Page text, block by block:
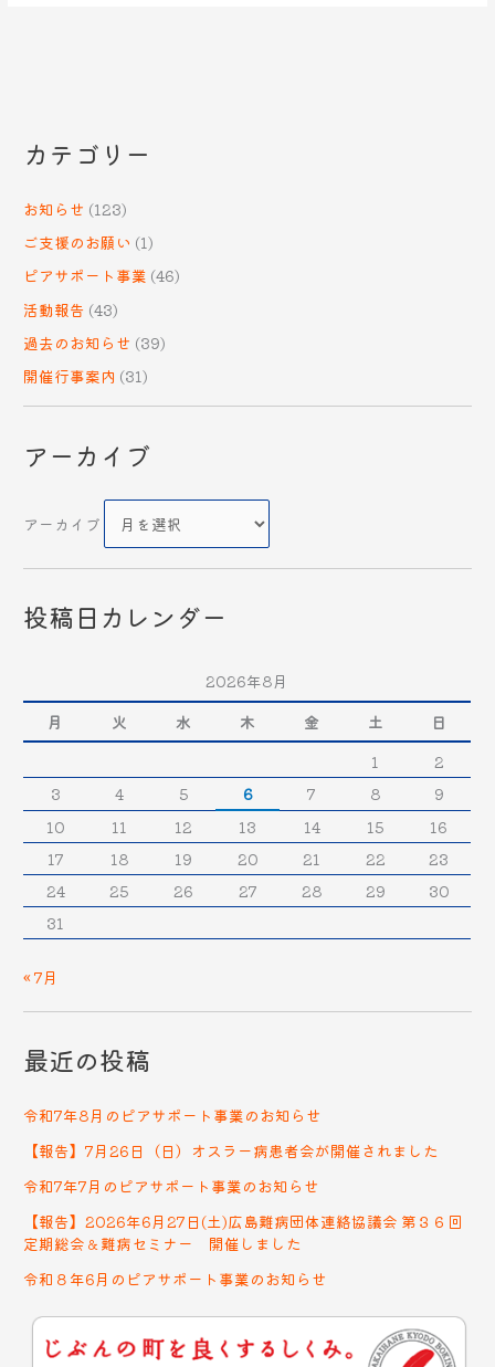
カテゴリー
お知らせ (123)
ご支援のお願い (1)
ピアサポート事業 (46)
活動報告 (43)
過去のお知らせ (39)
開催行事案内 (31)
アーカイブ
アーカイブ
投稿日カレンダー
2026年8月
月
火 水 木 金 土
日
1
2
3
4 5 6 7 8
9
10
11 12 13 14 15
16
17
18 19 20 21 22
23
24
25 26 27 28 29
30
31
« 7月
最近の投稿
令和7年8月のピアサポート事業のお知らせ
【報告】7月26日（日）オスラー病患者会が開催されました
令和7年7月のピアサポート事業のお知らせ
【報告】2026年6月27日(土)広島難病団体連絡協議会 第３６回
定期総会＆難病セミナー 開催しました
令和８年6月のピアサポート事業のお知らせ